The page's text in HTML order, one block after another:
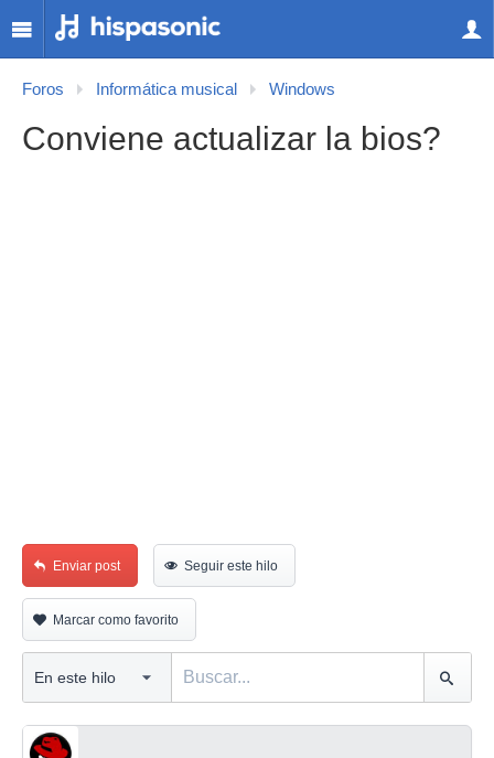
Foros Informática musical Windows
Conviene actualizar la bios?
Enviar post Seguir este hilo
Marcar como favorito